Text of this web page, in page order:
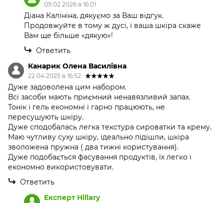
09.02.2026 в 16:01
Діана Калініна, дякуємо за Ваш відгук.
Продовжуйте в тому ж дусі, і ваша шкіра скаже
Вам ще більше «дякую»!
Ответить
Канарик Олена Василівна
22.04.2025 в 16:52
Дуже задоволена цим набором.
Всі засоби мають приємний ненавязливий запах.
Тонік і гель економні і гарно працюють, не
пересушують шкіру.
Дуже сподобалась легка текстура сироватки та крему.
Маю чутливу суху шкіру, ідеально підішли, шкіра
зволожена пружна ( два тижні користування).
Дуже подобається фасування продуктів, їх легко і
економно використовувати.
Ответить
Експерт Hillary